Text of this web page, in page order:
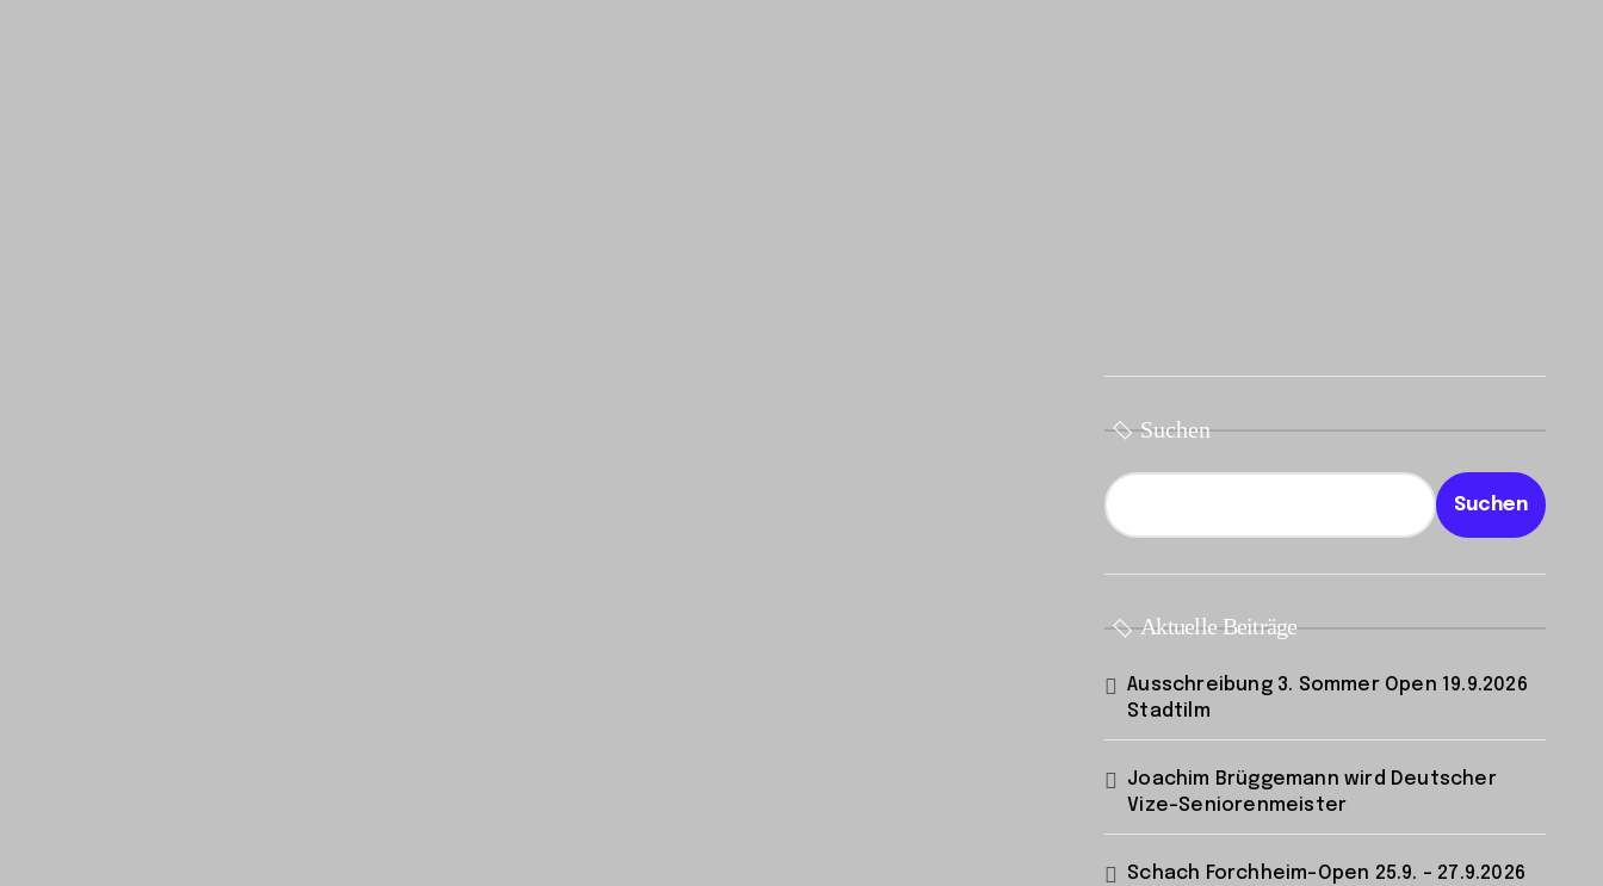
Suchen
Suchen
Aktuelle Beiträge
Ausschreibung 3. Sommer Open 19.9.2026
Stadtilm
Joachim Brüggemann wird Deutscher
Vize-Seniorenmeister
Schach Forchheim-Open 25.9. – 27.9.2026